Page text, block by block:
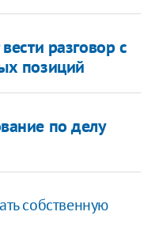
разговор с
позиций
по делу
собственную